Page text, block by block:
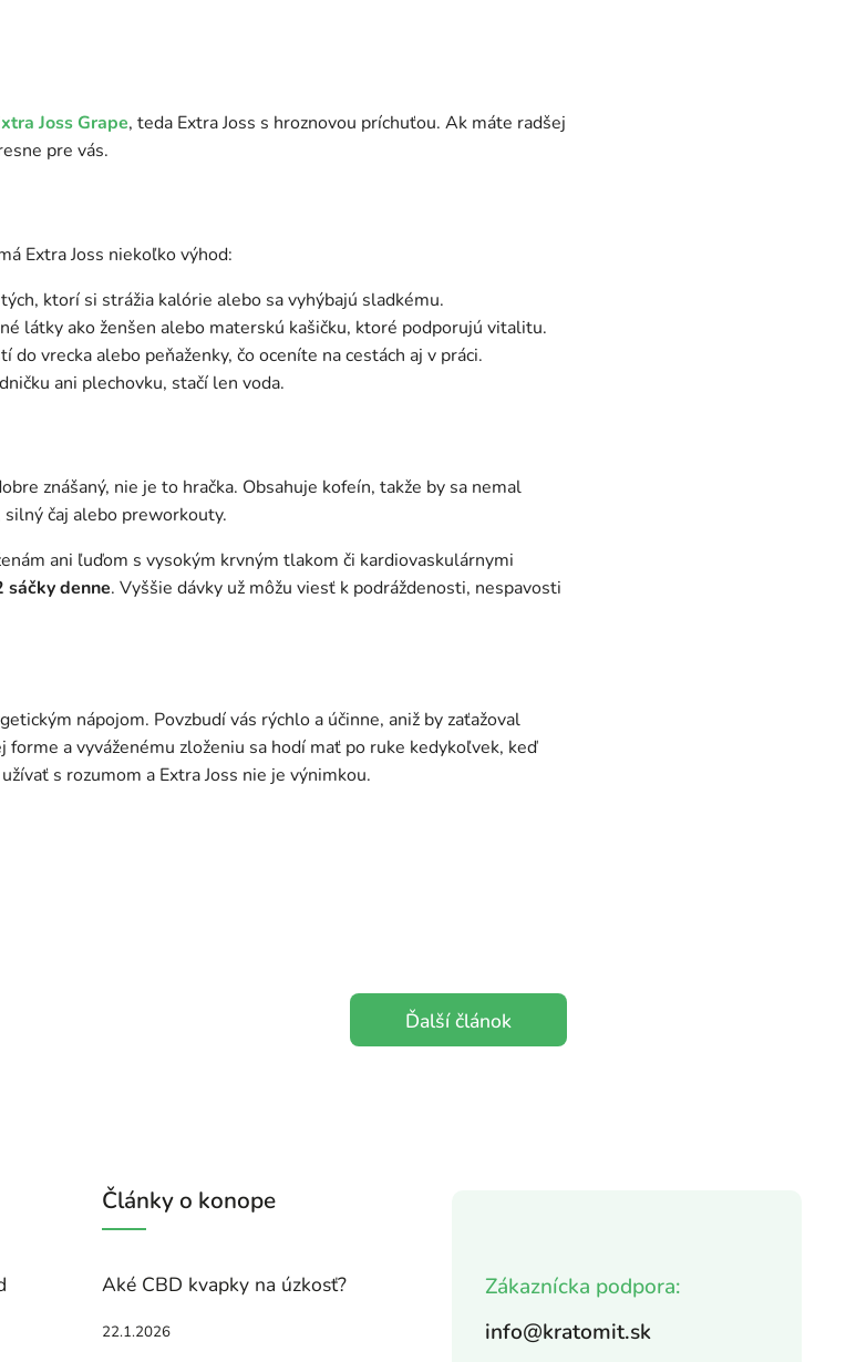
Joss Grape, teda Extra Joss s hroznovou príchuťou. Ak máte radšej
pre vás.
Extra Joss niekoľko výhod:
ktorí si strážia kalórie alebo sa vyhýbajú sladkému.
látky ako ženšen alebo materskú kašičku, ktoré podporujú vitalitu.
do vrecka alebo peňaženky, čo oceníte na cestách aj v práci.
ani plechovku, stačí len voda.
znášaný, nie je to hračka. Obsahuje kofeín, takže by sa nemal
čaj alebo preworkouty.
ani ľuďom s vysokým krvným tlakom či kardiovaskulárnymi
sáčky denne. Vyššie dávky už môžu viesť k podráždenosti, nespavosti
nápojom. Povzbudí vás rýchlo a účinne, aniž by zaťažoval
a vyváženému zloženiu sa hodí mať po ruke kedykoľvek, keď
s rozumom a Extra Joss nie je výnimkou.
Ďalší článok
Zákaznícka podpora:
info@kratomit.sk
Články o konope
Aké CBD kvapky na úzkosť?
22.1.2026